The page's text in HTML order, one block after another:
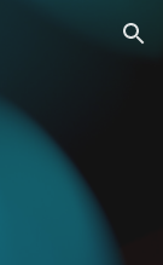
Skip to navigation